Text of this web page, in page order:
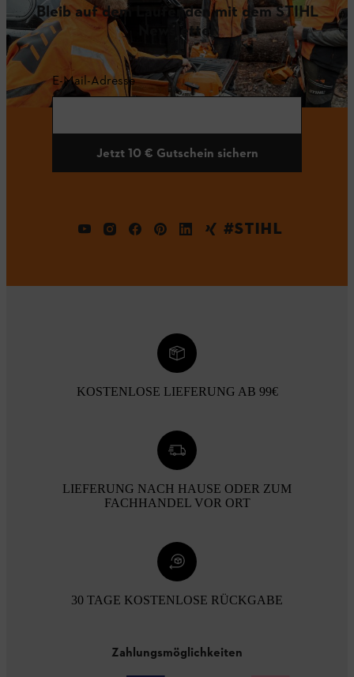
Bleib auf dem Laufenden mit dem STIHL
Newsletter
E-Mail-Adresse
Jetzt 10 € Gutschein sichern
#STIHL
KOSTENLOSE LIEFERUNG AB 99€
LIEFERUNG NACH HAUSE ODER ZUM
FACHHANDEL VOR ORT
30 TAGE KOSTENLOSE RÜCKGABE
Zahlungsmöglichkeiten